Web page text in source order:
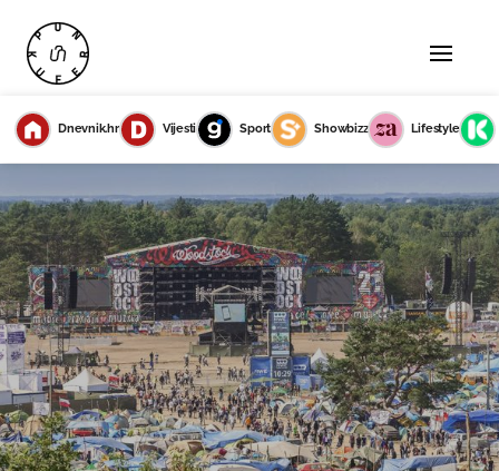
Dnevnik.hr Vijesti Sport Showbizz Lifestyle